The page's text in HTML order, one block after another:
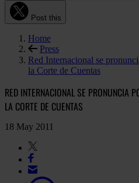
Post this
Home
Press
Red Internacional se
la Corte de Cuentas
RED INTERNACIONAL SE PRONUNCIA
LA CORTE DE CUENTAS
18 May 2011